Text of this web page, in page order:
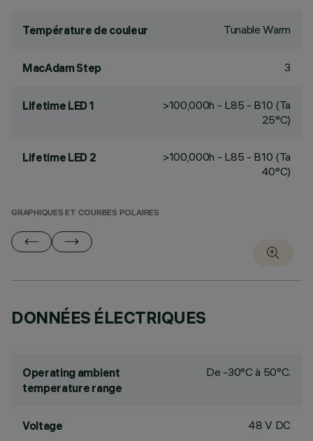
Température de couleur Tunable Warm
MacAdam Step 3
Lifetime LED 1
>100,000h - L85 - B10 (Ta
25°C)
Lifetime LED 2
>100,000h - L85 - B10 (Ta
40°C)
GRAPHIQUES ET COURBES POLAIRES
DONNÉES ÉLECTRIQUES
Operating ambient
temperature range
De -30°C à 50°C.
Voltage 48 V DC